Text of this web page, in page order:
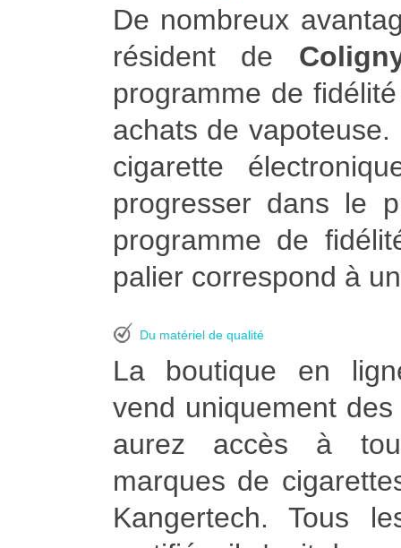
De nombreux
résident de
programme de
achats de
cigarette
progresser dans le
programme de
palier correspond à
Du matériel de qualité
La boutique en
vend uniquement
aurez accès à
marques de
Kangertech. Tous